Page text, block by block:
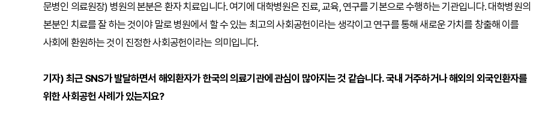
문병인 의료원장) 병원의 본분은 환자 치료입니다. 여기에 대학병원은 진료, 교육, 연구를 기본으로 수행하는 기관입니다. 대학병원의
본분인 치료를 잘 하는 것이야 말로 병원에서 할 수 있는 최고의 사회공헌이라는 생각이고 연구를 통해 새로운 가치를 창출해 이를
사회에 환원하는 것이 진정한 사회공헌이라는 의미입니다.
기자) 최근 SNS가 발달하면서 해외환자가 한국의 의료기관에 관심이 많아지는 것 같습니다. 국내 거주하거나 해외의 외국인환자를
위한 사회공헌 사례가 있는지요?